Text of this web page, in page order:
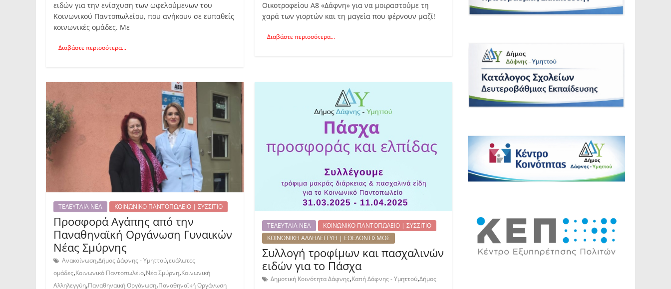
ειδών για την ενίσχυση των ωφελούμενων του
Κοινωνικού Παντοπωλείου, που ανήκουν σε ευπαθείς
κοινωνικές ομάδες. Με
Διαβάστε περισσότερα...
Οικοτροφείου Α8 «Δάφνη» για να μοιραστούμε τη
χαρά των γιορτών και τη μαγεία που φέρνουν μαζί!
Διαβάστε περισσότερα...
ΤΕΛΕΥΤΑΙΑ ΝΕΑ ΚΟΙΝΩΝΙΚΟ ΠΑΝΤΟΠΩΛΕΙΟ | ΣΥΣΣΙΤΙΟ
Προσφορά Αγάπης από την
Παναθηναϊκή Οργάνωση Γυναικών
Νέας Σμύρνης
Ανακοίνωση,Δήμος Δάφνης - Υμηττού,ευάλωτες
ομάδες,Κοινωνικό Παντοπωλέιο,Νέα Σμύρνη,Κοινωνική
Αλληλεγγύη,Παναθηναική Οργάνωση,Παναθηναϊκή Οργάνωση
ΤΕΛΕΥΤΑΙΑ ΝΕΑ
ΚΟΙΝΩΝΙΚΟ ΠΑΝΤΟΠΩΛΕΙΟ | ΣΥΣΣΙΤΙΟ
ΚΟΙΝΩΝΙΚΗ ΑΛΛΗΛΕΓΓΥΗ | ΕΘΕΛΟΝΤΙΣΜΟΣ
Συλλογή τροφίμων και πασχαλινών
ειδών για το Πάσχα
Δημοτική Κοινότητα Δάφνης,Καπή Δάφνης - Υμηττού,Δήμος